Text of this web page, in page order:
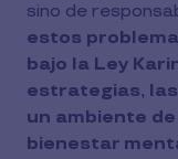
sino de
estos
bajo la Ley
estrategias,
un ambiente
bienestar